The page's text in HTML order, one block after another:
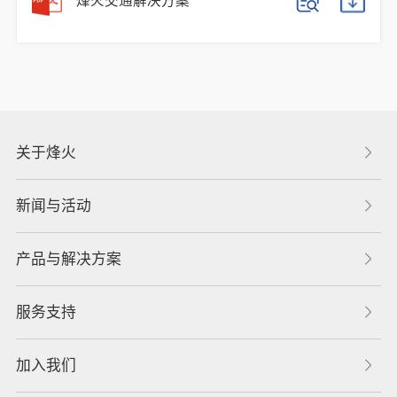
关于烽火
新闻与活动
产品与解决方案
服务支持
加入我们